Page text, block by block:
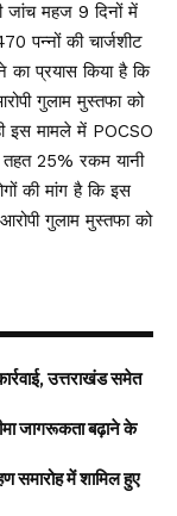
जांच महज 9 दिनों में
पन्नों की चार्जशीट
का प्रयास किया है कि
गुलाम मुस्तफा को
इस मामले में POCSO
तहत 25% रकम यानी
की मांग है कि इस
गुलाम मुस्तफा को
उत्तराखंड समेत
जागरूकता बढ़ाने के
समारोह में शामिल हुए